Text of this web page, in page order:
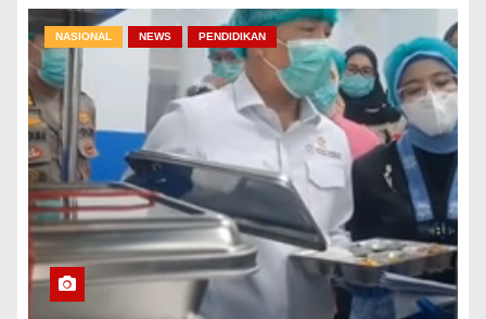
NASIONAL NEWS PENDIDIKAN